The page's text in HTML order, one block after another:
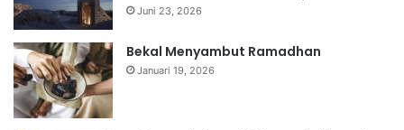
Juni 23, 2026
Bekal Menyambut Ramadhan
Januari 19, 2026